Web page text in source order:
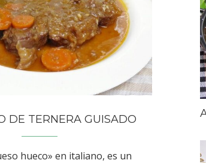
DE TERNERA GUISADO
hueco» en italiano, es un